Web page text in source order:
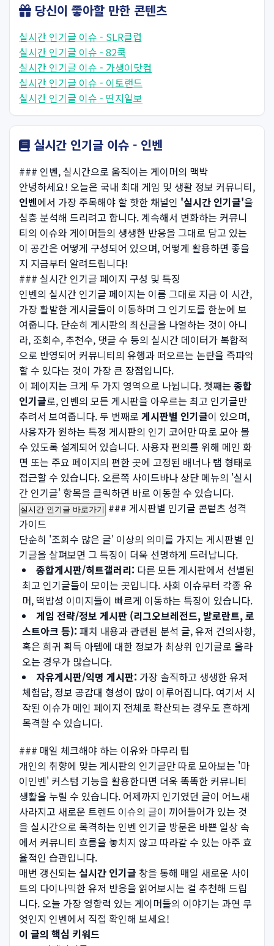
당신이 좋아할 만한 콘텐츠
실시간 인기글 이슈 - SLR클럽
실시간 인기글 이슈 - 82쿡
실시간 인기글 이슈 - 가생이닷컴
실시간 인기글 이슈 - 이토랜드
실시간 인기글 이슈 - 딴지일보
실시간 인기글 이슈 - 인벤
### 인벤, 실시간으로 움직이는 게이머의 맥박
안녕하세요! 오늘은 국내 최대 게임 및 생활 정보 커뮤니티,
인벤에서 가장 주목해야 할 핫한 채널인 '실시간 인기글'을
심층 분석해 드리려고 합니다. 계속해서 변화하는 커뮤니
티의 이슈와 게이머들의 생생한 반응을 그대로 담고 있는
이 공간은 어떻게 구성되어 있으며, 어떻게 활용하면 좋을
지 지금부터 알려드립니다!
### 실시간 인기글 페이지 구성 및 특징
인벤의 실시간 인기글 페이지는 이름 그대로 지금 이 시간,
가장 활발한 게시글들이 이동하며 그 인기도를 한눈에 보
여줍니다. 단순히 게시판의 최신글을 나열하는 것이 아니
라, 조회수, 추천수, 댓글 수 등의 실시간 데이터가 복합적
으로 반영되어 커뮤니티의 유행과 떠오르는 논란을 즉파악
할 수 있다는 것이 가장 큰 장점입니다.
이 페이지는 크게 두 가지 영역으로 나뉩니다. 첫째는 종합
인기글로, 인벤의 모든 게시판을 아우르는 최고 인기글만
추려서 보여줍니다. 두 번째로 게시판별 인기글이 있으며,
사용자가 원하는 특정 게시판의 인기 코어만 따로 모아 볼
수 있도록 설계되어 있습니다. 사용자 편의를 위해 메인 화
면 또는 주요 페이지의 편한 곳에 고정된 배너나 탭 형태로
접근할 수 있습니다. 오른쪽 사이드바나 상단 메뉴의 '실시
간 인기글' 항목을 클릭하면 바로 이동할 수 있습니다.
실시간 인기글 바로가기 ### 게시판별 인기글 콘텉츠 성격
가이드
단순히 '조회수 많은 글' 이상의 의미를 가지는 게시판별 인
기글을 살펴보면 그 특징이 더욱 선명하게 드러납니다.
종합게시판/히트갤러리: 다른 모든 게시판에서 선별된
최고 인기글들이 모이는 곳입니다. 사회 이슈부터 각종 유
머, 떡밥성 이미지들이 빠르게 이동하는 특징이 있습니다.
게임 전략/정보 게시판 (리그오브레전드, 발로란트, 로
스트아크 등): 패치 내용과 관련된 분석 글, 유저 건의사항,
혹은 희귀 획득 아템에 대한 정보가 최상위 인기글로 올라
오는 경우가 많습니다.
자유게시판/익명 게시판: 가장 솔직하고 생생한 유저
체험담, 정보 공감대 형성이 많이 이루어집니다. 여기서 시
작된 이슈가 메인 페이지 전체로 확산되는 경우도 흔하게
목격할 수 있습니다.
### 매일 체크해야 하는 이유와 마무리 팁
개인의 취향에 맞는 게시판의 인기글만 따로 모아보는 '마
이인벤' 커스텀 기능을 활용한다면 더욱 똑똑한 커뮤니티
생활을 누릴 수 있습니다. 어제까지 인기였던 글이 어느새
사라지고 새로운 트렌드 이슈의 글이 끼어들어가 있는 것
을 실시간으로 목격하는 인벤 인기글 방문은 바쁜 일상 속
에서 커뮤니티 흐름을 놓치지 않고 따라갈 수 있는 아주 효
율적인 습관입니다.
매번 갱신되는 실시간 인기글 창을 통해 매일 새로운 사이
트의 다이나믹한 유저 반응을 읽어보시는 걸 추천해 드립
니다. 오늘 가장 영향력 있는 게이머들의 이야기는 과연 무
엇인지 인벤에서 직접 확인해 보세요!
이 글의 핵심 키워드